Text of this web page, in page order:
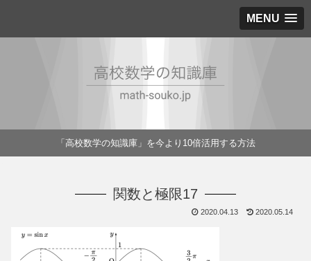
MENU
「高校数学の知識庫」を今より10倍活用する方法
関数と極限17
2020.04.13 2020.05.14